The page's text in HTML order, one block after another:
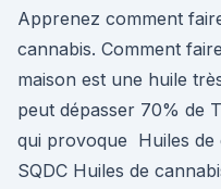
Apprenez comment
cannabis. Comment
maison est une huile
peut dépasser 70% de
qui provoque Huiles de
SQDC Huiles de